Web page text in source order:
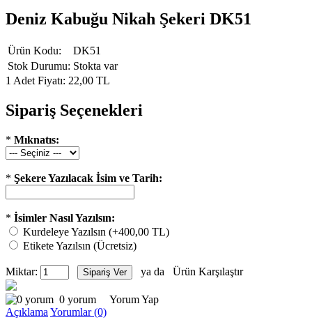
Deniz Kabuğu Nikah Şekeri DK51
Ürün Kodu:
DK51
Stok Durumu: Stokta var
1 Adet Fiyatı: 22,00 TL
Sipariş Seçenekleri
* Mıknatıs:
* Şekere Yazılacak İsim ve Tarih:
* İsimler Nasıl Yazılsın:
Kurdeleye Yazılsın (+400,00 TL)
Etikete Yazılsın (Ücretsiz)
Miktar: ya da Ürün Karşılaştır
0 yorum
Yorum Yap
Açıklama Yorumlar (0)